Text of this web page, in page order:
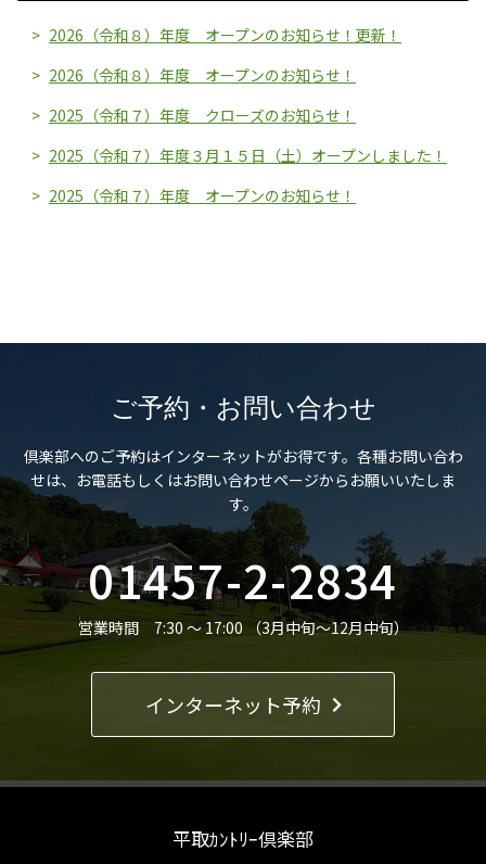
2026（令和８）年度 オープンのお知らせ！更新！
2026（令和８）年度 オープンのお知らせ！
2025（令和７）年度 クローズのお知らせ！
2025（令和７）年度３月１５日（土）オープンしました！
2025（令和７）年度 オープンのお知らせ！
ご予約・お問い合わせ
倶楽部へのご予約はインターネットがお得です。 各種お問い合わ
せは、お電話もしくはお問い合わせページからお願いいたしま
す。
01457-2-2834
営業時間 7:30 ～ 17:00 （3月中旬～12月中旬）
インターネット予約
平取ｶﾝﾄﾘｰ倶楽部